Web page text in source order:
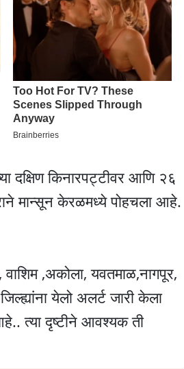
दक्षिण किनारपट्टीवर आणि २६
मान्सून केरळमध्ये पोहचला आहे.
,अकोला, यवतमाळ,नागपूर,
येलो अलर्ट जारी केला
त्या दृष्टीने आवश्यक ती